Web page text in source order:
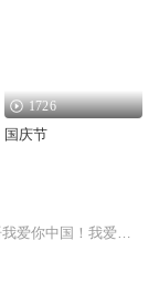
1726
国庆节